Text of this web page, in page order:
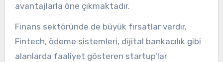
avantajlarla öne çıkmaktadır.
Finans sektöründe de büyük fırsatlar vardır.
Fintech, ödeme sistemleri, dijital bankacılık gibi
alanlarda faaliyet gösteren startup'lar